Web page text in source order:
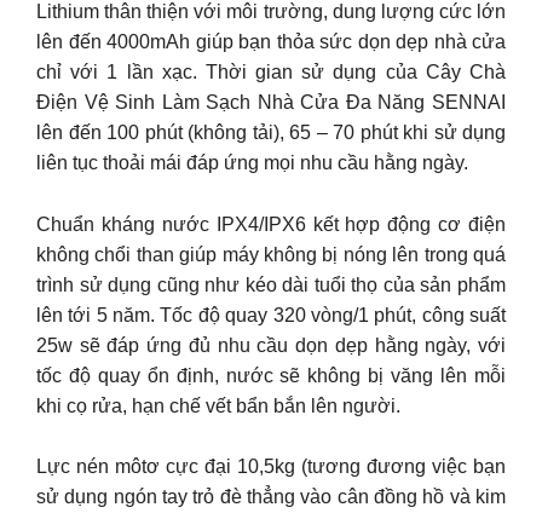
Lithium thân thiện với môi trường, dung lượng cức lớn
lên đến 4000mAh giúp bạn thỏa sức dọn dẹp nhà cửa
chỉ với 1 lần xạc. Thời gian sử dụng của Cây Chà
Điện Vệ Sinh Làm Sạch Nhà Cửa Đa Năng SENNAI
lên đến 100 phút (không tải), 65 – 70 phút khi sử dụng
liên tục thoải mái đáp ứng mọi nhu cầu hằng ngày.
Chuẩn kháng nước IPX4/IPX6 kết hợp động cơ điện
không chổi than giúp máy không bị nóng lên trong quá
trình sử dụng cũng như kéo dài tuổi thọ của sản phẩm
lên tới 5 năm. Tốc độ quay 320 vòng/1 phút, công suất
25w sẽ đáp ứng đủ nhu cầu dọn dẹp hằng ngày, với
tốc độ quay ổn định, nước sẽ không bị văng lên mỗi
khi cọ rửa, hạn chế vết bẩn bắn lên người.
Lực nén môtơ cực đại 10,5kg (tương đương việc bạn
sử dụng ngón tay trỏ đè thẳng vào cân đồng hồ và kim